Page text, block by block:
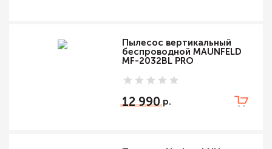
Пылесос вертикальный
беспроводной MAUNFELD
MF-2032BL PRO
12 990